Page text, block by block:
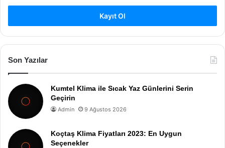
Kayıt Ol
Son Yazılar
Kumtel Klima ile Sıcak Yaz Günlerini Serin
Geçirin
Admin 9 Ağustos 2026
Koçtaş Klima Fiyatları 2023: En Uygun
Seçenekler